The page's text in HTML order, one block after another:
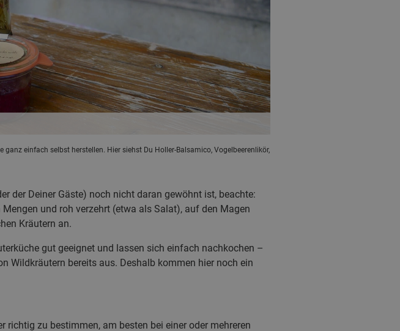
einfach selbst herstellen. Hier siehst Du Holler-Balsamico, Vogelbeerenlikör,
der Deiner Gäste) noch nicht daran gewöhnt ist, beachte:
und roh verzehrt (etwa als Salat), auf den Magen
Kräutern an.
gut geeignet und lassen sich einfach nachkochen –
Wildkräutern bereits aus. Deshalb kommen hier noch ein
richtig zu bestimmen, am besten bei einer oder mehreren